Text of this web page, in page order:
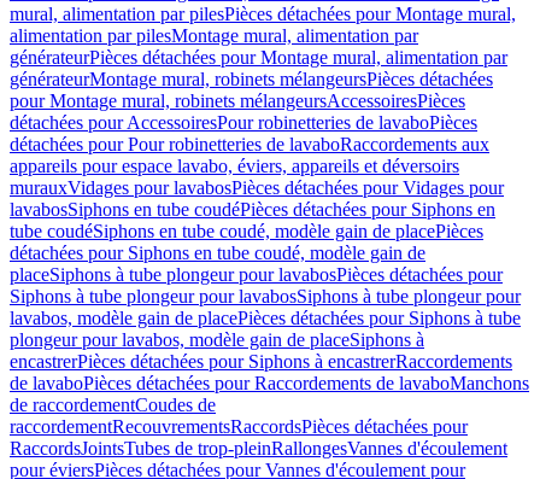
mural, alimentation par pilesPièces détachées pour Montage mural,
alimentation par pilesMontage mural, alimentation par
générateurPièces détachées pour Montage mural, alimentation par
générateurMontage mural, robinets mélangeursPièces détachées
pour Montage mural, robinets mélangeursAccessoiresPièces
détachées pour AccessoiresPour robinetteries de lavaboPièces
détachées pour Pour robinetteries de lavaboRaccordements aux
appareils pour espace lavabo, éviers, appareils et déversoirs
murauxVidages pour lavabosPièces détachées pour Vidages pour
lavabosSiphons en tube coudéPièces détachées pour Siphons en
tube coudéSiphons en tube coudé, modèle gain de placePièces
détachées pour Siphons en tube coudé, modèle gain de
placeSiphons à tube plongeur pour lavabosPièces détachées pour
Siphons à tube plongeur pour lavabosSiphons à tube plongeur pour
lavabos, modèle gain de placePièces détachées pour Siphons à tube
plongeur pour lavabos, modèle gain de placeSiphons à
encastrerPièces détachées pour Siphons à encastrerRaccordements
de lavaboPièces détachées pour Raccordements de lavaboManchons
de raccordementCoudes de
raccordementRecouvrementsRaccordsPièces détachées pour
RaccordsJointsTubes de trop-pleinRallongesVannes d'écoulement
pour éviersPièces détachées pour Vannes d'écoulement pour